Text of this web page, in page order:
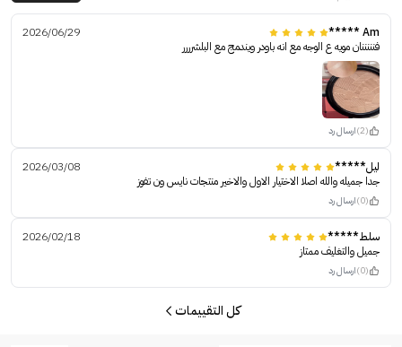
Am *****
2026/06/29
فنننننان مويه ع الوجه مع انه باودر ويندمج مع البلشرررر
(2) ارسال رد
ليل*****
2026/03/08
جدا جميله والله اصلا الاختيار الاول والاخير منتجات نايس ون تفوز
(0) ارسال رد
سلط*****
2026/02/18
جميل والتغليف ممتاز
(0) ارسال رد
كل التقييمات